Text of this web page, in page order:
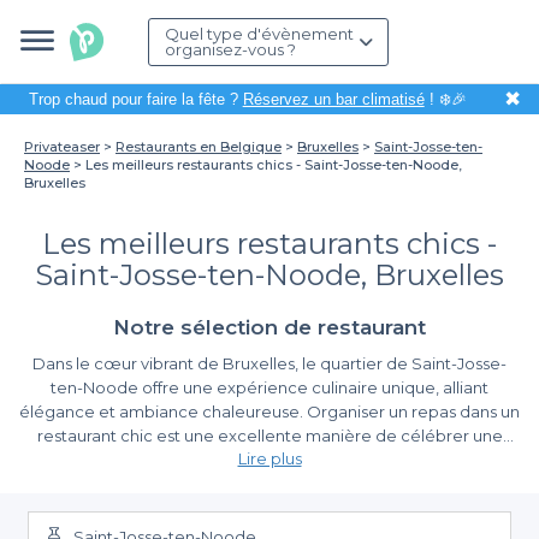
Quel type d'évènement
organisez-vous ?
Trop chaud pour faire la fête ? Réservez un bar climatisé! ❄️🎉 ✖
Privateaser Restaurants en Belgique Bruxelles
Saint-Josse-ten-
Noode
Les meilleurs restaurants chics - Saint-Josse-ten-Noode,
Bruxelles
Les meilleurs restaurants chics -
Saint-Josse-ten-Noode, Bruxelles
Notre sélection de restaurant
Dans le cœur vibrant de Bruxelles, le quartier de Saint-Josse-
ten-Noode offre une expérience culinaire unique, alliant
élégance et ambiance chaleureuse. Organiser un repas dans un
restaurant chic est une excellente manière de célébrer une
occasion spéciale, de partager un moment avec des amis ou de
réserver dans l’un des meilleurs établissements de ce quartier
n’a jamais été aussi simple et agréable.
Une multitude d'options raffinées
Lire plus